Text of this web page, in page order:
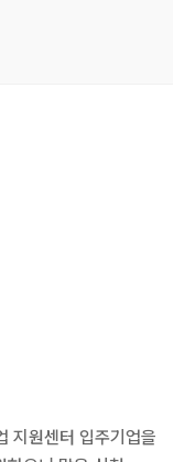
지원센터 입주기업을